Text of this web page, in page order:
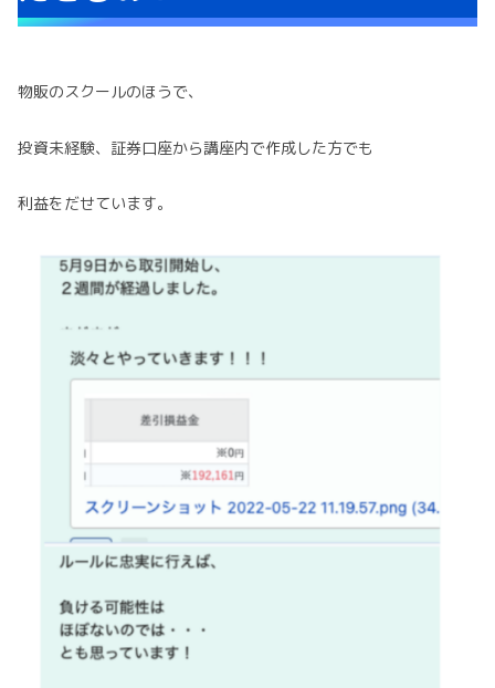
物販のスクールのほうで、
投資未経験、証券口座から講座内で作成した方でも
利益をだせています。